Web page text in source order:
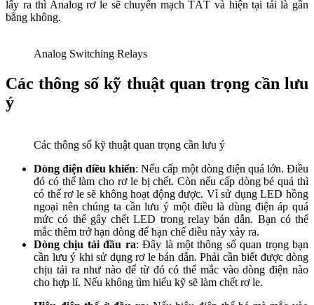
lấy ra thì Analog rơ le sẽ chuyển mạch TẮT và hiện tại tải là gần
bằng không.
Analog Switching Relays
Các thông số kỹ thuật quan trọng cần lưu
ý
Các thông số kỹ thuật quan trọng cần lưu ý
Dòng điện điều khiển: Nếu cấp một dòng điện quá lớn. Điều
đó có thể làm cho rơ le bị chết. Còn nếu cấp dòng bé quá thì
có thể rơ le sẽ không hoạt động được. Vì sử dụng LED hồng
ngoại nên chúng ta cần lưu ý một điều là dùng điện áp quá
mức có thể gây chết LED trong relay bán dẫn. Bạn có thể
mắc thêm trở hạn dòng để hạn chế điều này xảy ra.
Dòng chịu tải đầu ra: Đây là một thông số quan trọng bạn
cần lưu ý khi sử dụng rơ le bán dẫn. Phải cần biết được dòng
chịu tải ra như nào để từ đó có thể mắc vào dòng điện nào
cho hợp lí. Nếu không tìm hiểu kỹ sẽ làm chết rơ le.